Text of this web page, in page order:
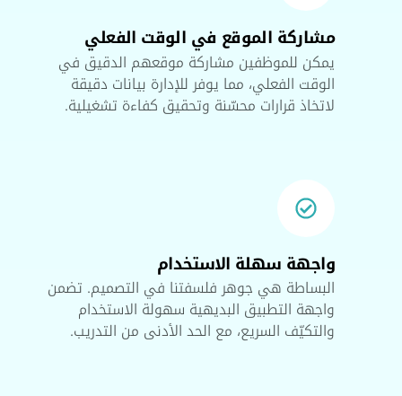
مشاركة الموقع في الوقت الفعلي
يمكن للموظفين مشاركة موقعهم الدقيق في
الوقت الفعلي، مما يوفر للإدارة بيانات دقيقة
لاتخاذ قرارات محسّنة وتحقيق كفاءة تشغيلية.
واجهة سهلة الاستخدام
البساطة هي جوهر فلسفتنا في التصميم. تضمن
واجهة التطبيق البديهية سهولة الاستخدام
والتكيّف السريع، مع الحد الأدنى من التدريب.